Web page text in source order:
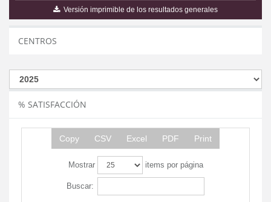
Versión imprimible de los resultados generales
CENTROS
% SATISFACCIÓN
Copy CSV Excel PDF Print
Mostrar items por página
Buscar: